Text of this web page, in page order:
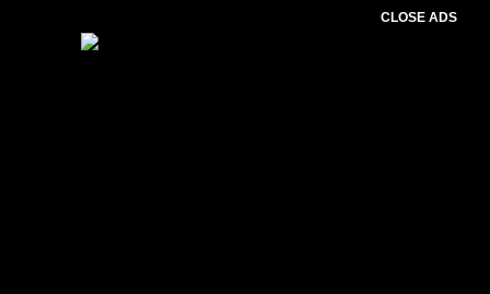
CLOSE ADS